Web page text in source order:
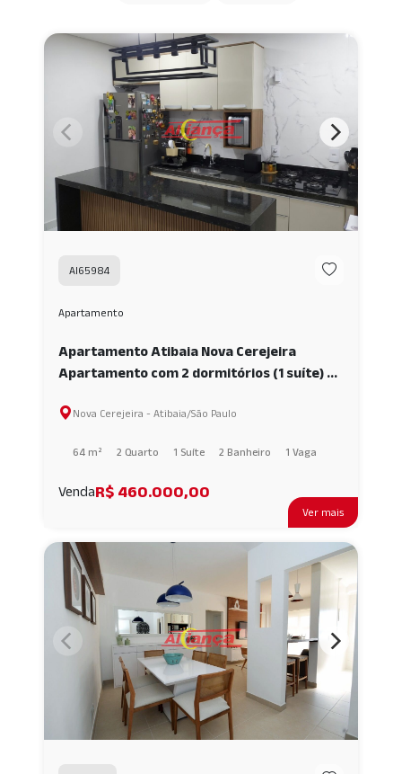
Ver mais
AI65984
Apartamento
Apartamento Atibaia Nova Cerejeira
Apartamento com 2 dormitórios (1 suíte) e
em Atibaia AI65984
Nova Cerejeira - Atibaia/São Paulo
64 m² 2 Quarto 1 Suíte 2 Banheiro 1 Vaga
VendaR$ 460.000,00